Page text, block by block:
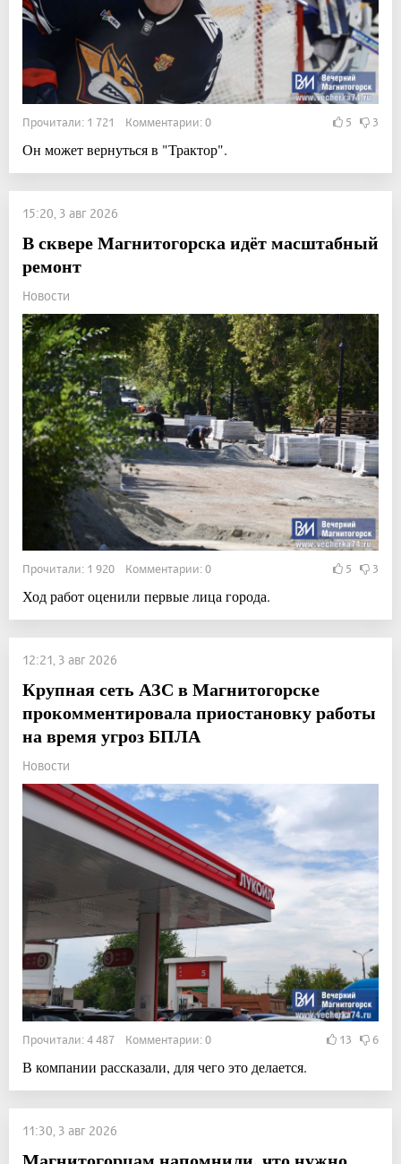
Прочитали: 1 721 Комментарии: 0 5 3
Он может вернуться в "Трактор".
15:20, 3 авг 2026
В сквере Магнитогорска идёт масштабный
ремонт
Новости
Прочитали: 1 920 Комментарии: 0 5 3
Ход работ оценили первые лица города.
12:21, 3 авг 2026
Крупная сеть АЗС в Магнитогорске
прокомментировала приостановку работы
на время угроз БПЛА
Новости
Прочитали: 4 487 Комментарии: 0 13 6
В компании рассказали, для чего это делается.
11:30, 3 авг 2026